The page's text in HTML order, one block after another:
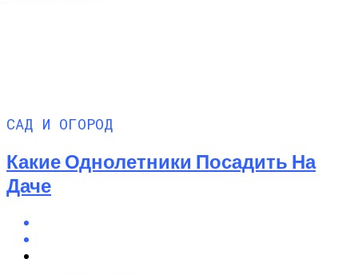
САД И ОГОРОД
Какие Однолетники Посадить На
Даче